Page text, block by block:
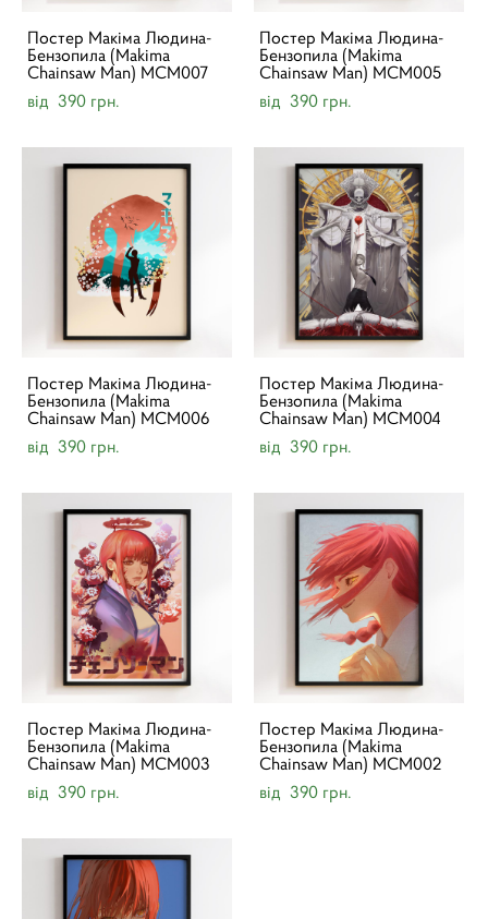
Постер Макіма Людина-
Бензопила (Makima
Chainsaw Man) MCM007
від 390 грн.
Постер Макіма Людина-
Бензопила (Makima
Chainsaw Man) MCM005
від 390 грн.
Постер Макіма Людина-
Бензопила (Makima
Chainsaw Man) MCM006
від 390 грн.
Постер Макіма Людина-
Бензопила (Makima
Chainsaw Man) MCM004
від 390 грн.
Постер Макіма Людина-
Бензопила (Makima
Chainsaw Man) MCM003
від 390 грн.
Постер Макіма Людина-
Бензопила (Makima
Chainsaw Man) MCM002
від 390 грн.